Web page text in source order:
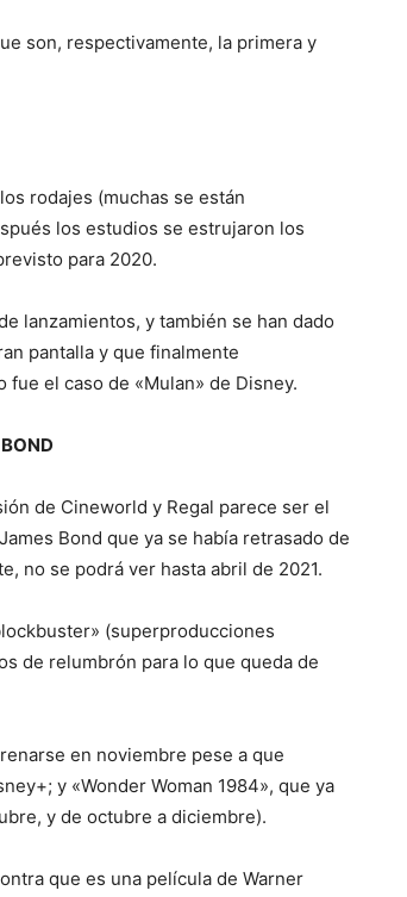
son, respectivamente, la primera y
rodajes (muchas se están
los estudios se estrujaron los
para 2020.
lanzamientos, y también se han dado
pantalla y que finalmente
el caso de «Mulan» de Disney.
de Cineworld y Regal parece ser el
Bond que ya se había retrasado de
no se podrá ver hasta abril de 2021.
(superproducciones
de relumbrón para lo que queda de
en noviembre pese a que
y «Wonder Woman 1984», que ya
y de octubre a diciembre).
que es una película de Warner